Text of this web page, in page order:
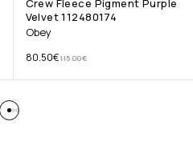
Crew Fleece Pigment Purple
Velvet 112480174
Obey
115.00€
80.50€